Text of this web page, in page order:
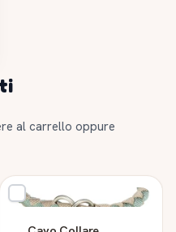
al carrello oppure